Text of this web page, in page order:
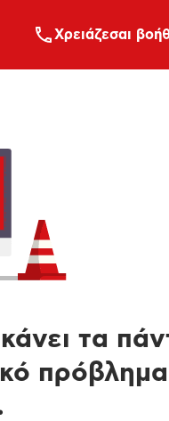
Xρειάζεσαι
τα